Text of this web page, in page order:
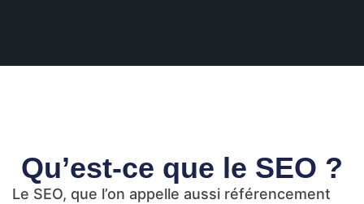
Qu’est-ce que le SEO ?
Le SEO, que l’on appelle aussi référencement